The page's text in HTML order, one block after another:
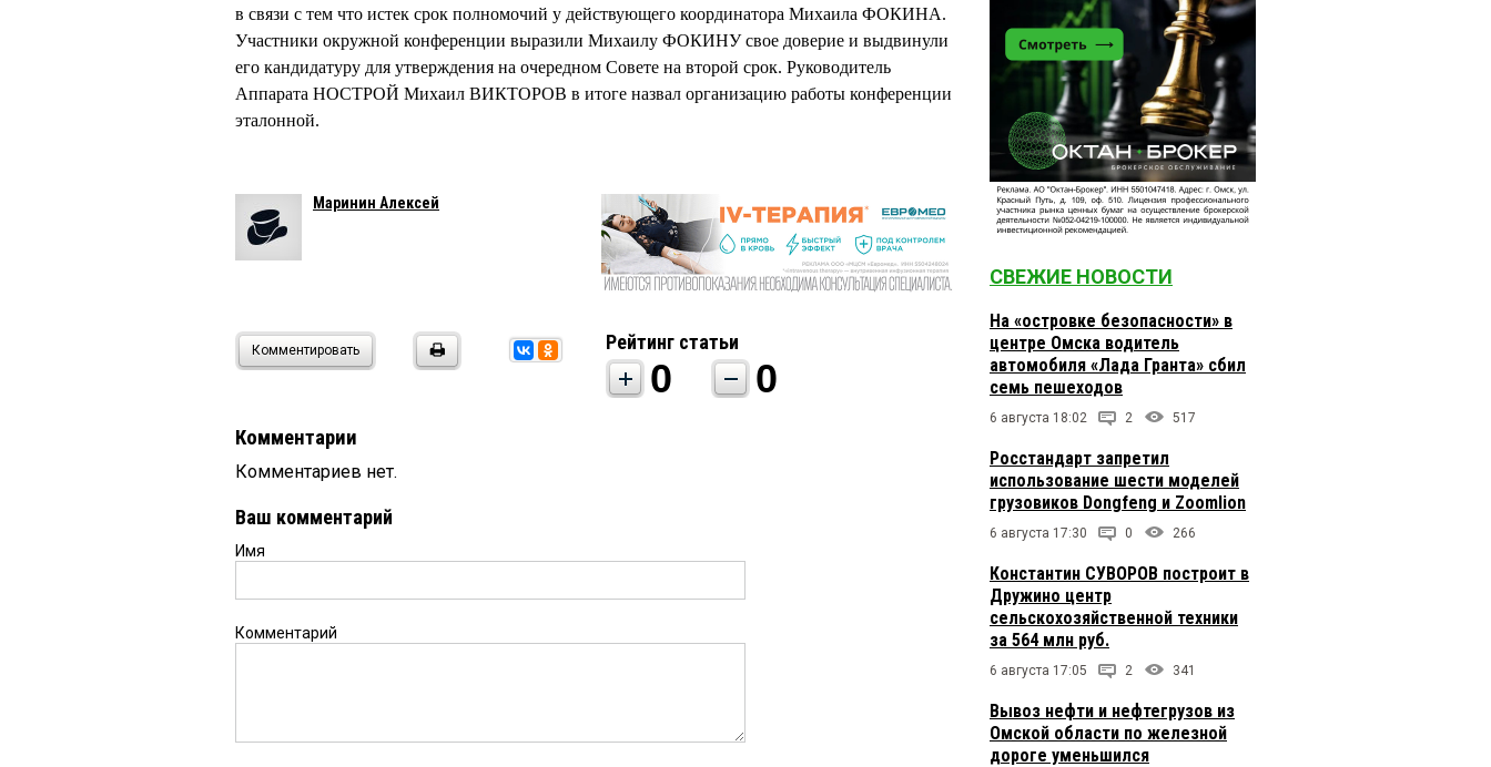
в связи с тем что истек срок полномочий у действующего координатора Михаила ФОКИНА.
Участники окружной конференции выразили Михаилу ФОКИНУ свое доверие и выдвинули
его кандидатуру для утверждения на очередном Совете на второй срок. Руководитель
Аппарата НОСТРОЙ Михаил ВИКТОРОВ в итоге назвал организацию работы конференции
эталонной.
Маринин Алексей
Комментировать Рейтинг статьи
0 0
Комментарии
Комментариев нет.
Ваш комментарий
Имя
Комментарий
СВЕЖИЕ НОВОСТИ
На «островке безопасности» в
центре Омска водитель
автомобиля «Лада Гранта» сбил
семь пешеходов
6 августа 18:02 2 517
Росстандарт запретил
использование шести моделей
грузовиков Dongfeng и Zoomlion
6 августа 17:30 0 266
Константин СУВОРОВ построит в
Дружино центр
сельскохозяйственной техники
за 564 млн руб.
6 августа 17:05 2 341
Вывоз нефти и нефтегрузов из
Омской области по железной
дороге уменьшился